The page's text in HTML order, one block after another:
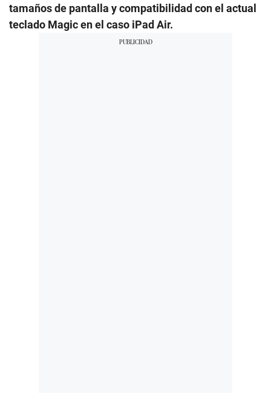
tamaños de pantalla y compatibilidad con el actual
teclado Magic en el caso iPad Air.